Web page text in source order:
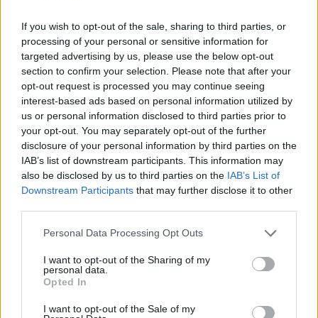
If you wish to opt-out of the sale, sharing to third parties, or
processing of your personal or sensitive information for
targeted advertising by us, please use the below opt-out
section to confirm your selection. Please note that after your
opt-out request is processed you may continue seeing
interest-based ads based on personal information utilized by
us or personal information disclosed to third parties prior to
your opt-out. You may separately opt-out of the further
disclosure of your personal information by third parties on the
IAB’s list of downstream participants. This information may
also be disclosed by us to third parties on the IAB’s List of
Downstream Participants that may further disclose it to other
Personal Data Processing Opt Outs
I want to opt-out of the Sharing of my
personal data.
Opted In
I want to opt-out of the Sale of my
Daniel Vondrouš: Současná Strana zelených - zbytečně
při zemi
29.5.2002
Z patnácti konkrétních opatření na zlepšení životního prostředí,
které politickým stranám zaslaly ekologické organizace, se jich
nejvíc splnit zavázala Koalice (9) a Strana zelených (7). Pro ostatní
strany byl tento test propadákem.
Ing. Jiří Trhlík: Hracholusky a motorové čluny
29.5.2002
Jak známo, vláda schválila 22. května vyhlášku, která stanovuje
vodní nádrže a toky se zákazem provozu plavidel se spalovacími
Plzeňsku se překvapivě nedostala do klíčové přílohy č. 1 této
vyhlášky, kde je vyjmenováno 64 vodních nádrží s úplným,
celoročním zákazem plavby plavidel se spalovacími motory – tedy
motorových člunů a vodních skútrů. Na Hracholusky se vztahuje
pouze Ministerstvem životního prostředí prosazený sezónní zákaz
lodní dopravy.